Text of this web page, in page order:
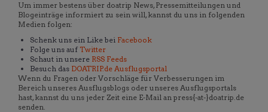
Um immer bestens über doatrip News, Pressemitteilungen und
Blogeinträge informiert zu sein will, kannst du uns in folgenden
Medien folgen:
Schenk uns ein Like bei Facebook
Folge uns auf Twitter
Schaut in unsere RSS Feeds
Besuch das DOATRIP.de Ausflugsportal
Wenn du Fragen oder Vorschläge für Verbesserungen im
Bereich unseres Ausflugsblogs oder unseres Ausflugsportals
hast, kannst du uns jeder Zeit eine E-Mail an press{-at-}doatrip.de
senden.